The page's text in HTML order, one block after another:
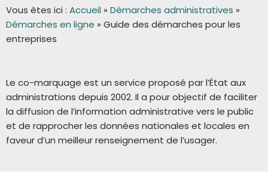
Vous êtes ici : Accueil » Démarches administratives »
Démarches en ligne » Guide des démarches pour les
entreprises
Le co-marquage est un service proposé par l’État aux
administrations depuis 2002. Il a pour objectif de faciliter
la diffusion de l’information administrative vers le public
et de rapprocher les données nationales et locales en
faveur d’un meilleur renseignement de l’usager.